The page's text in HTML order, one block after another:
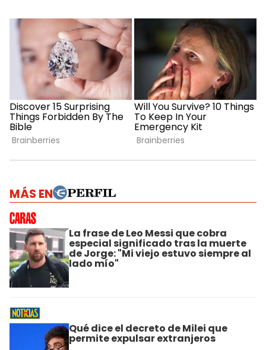
MÁS EN
La frase de Leo Messi que cobra
especial significado tras la muerte
de Jorge: "Mi viejo estuvo siempre al
lado mío"
Qué dice el decreto de Milei que
permite expulsar extranjeros